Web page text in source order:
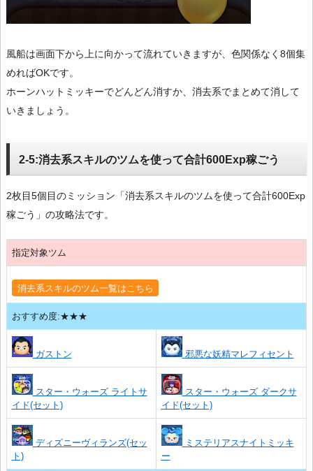
風船は画面下から上に向かって流れていきますが、色関係なく8個集
めればOKです。
ホーンハットミッキーでどんどん消すか、消去系でまとめて消して
いきましょう。
2-5:消去系スキルのツムを使って合計600Exp稼ごう
2枚目5個目のミッション「消去系スキルのツムを使って合計600Exp
稼ごう」の攻略法です。
指定対象ツム
消去系スキルのツム一覧はこちら
おすすめ度:★★★
ガストン 邪悪な妖精マレフィセント
スター・ウォーズ ライトサ
イド(セット)
スター・ウォーズ ダークサ
イド(セット)
ディズニーヴィランズ(セッ
ト)
ミステリアスナイトミッキ
ー